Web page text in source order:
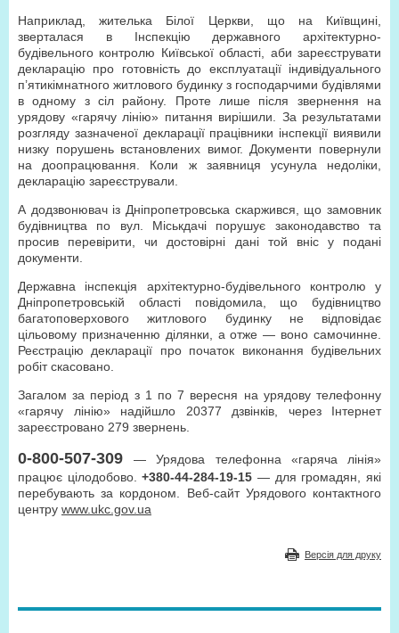
Наприклад, жителька Білої Церкви, що на Київщині,
зверталася в Інспекцію державного архітектурно-
будівельного контролю Київської області, аби зареєструвати
декларацію про готовність до експлуатації індивідуального
п’ятикімнатного житлового будинку з господарчими будівлями
в одному з сіл району. Проте лише після звернення на
урядову «гарячу лінію» питання вирішили. За результатами
розгляду зазначеної декларації працівники інспекції виявили
низку порушень встановлених вимог. Документи повернули
на доопрацювання. Коли ж заявниця усунула недоліки,
декларацію зареєстрували.
А додзвонювач із Дніпропетровська скаржився, що замовник
будівництва по вул. Міськдачі порушує законодавство та
просив перевірити, чи достовірні дані той вніс у подані
документи.
Державна інспекція архітектурно-будівельного контролю у
Дніпропетровській області повідомила, що будівництво
багатоповерхового житлового будинку не відповідає
цільовому призначенню ділянки, а отже — воно самочинне.
Реєстрацію декларації про початок виконання будівельних
робіт скасовано.
Загалом за період з 1 по 7 вересня на урядову телефонну
«гарячу лінію» надійшло 20377 дзвінків, через Інтернет
зареєстровано 279 звернень.
0-800-507-309— Урядова телефонна «гаряча лінія»
працює цілодобово.+380-44-284-19-15 — для громадян, які
перебувають за кордоном. Веб-сайт Урядового контактного
центру www.ukc.gov.ua
Версія для друку